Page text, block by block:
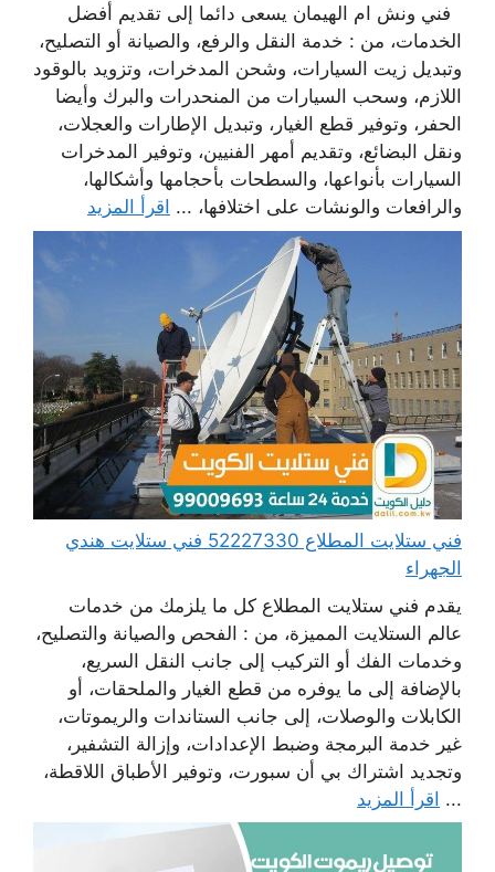
فني ونش ام الهيمان يسعى دائما إلى تقديم أفضل
الخدمات، من : خدمة النقل والرفع، والصيانة أو التصليح،
وتبديل زيت السيارات، وشحن المدخرات، وتزويد بالوقود
اللازم، وسحب السيارات من المنحدرات والبرك وأيضا
الحفر، وتوفير قطع الغيار، وتبديل الإطارات والعجلات،
ونقل البضائع، وتقديم أمهر الفنيين، وتوفير المدخرات
السيارات بأنواعها، والسطحات بأحجامها وأشكالها،
والرافعات والونشات على اختلافها، ... اقرأ المزيد
فني ستلايت المطلاع 52227330 فني ستلايت هندي
الجهراء
يقدم فني ستلايت المطلاع كل ما يلزمك من خدمات
عالم الستلايت المميزة، من : الفحص والصيانة والتصليح،
وخدمات الفك أو التركيب إلى جانب النقل السريع،
بالإضافة إلى ما يوفره من قطع الغيار والملحقات، أو
الكابلات والوصلات، إلى جانب الستاندات والريموتات،
غير خدمة البرمجة وضبط الإعدادات، وإزالة التشفير،
وتجديد اشتراك بي أن سبورت، وتوفير الأطباق اللاقطة،
... اقرأ المزيد